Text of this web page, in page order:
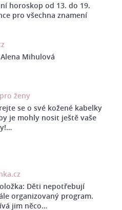
horoskop od 13. do 19.
pro všechna znamení
Mihulová
ženy
se o své kožené kabelky
je mohly nosit ještě vaše
Děti nepotřebují
organizovaný program.
jim něco…